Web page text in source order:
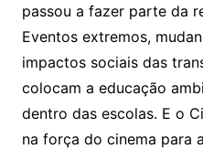
passou a fazer parte da
Eventos extremos,
impactos sociais das
colocam a educação
dentro das escolas. E o
na força do cinema para